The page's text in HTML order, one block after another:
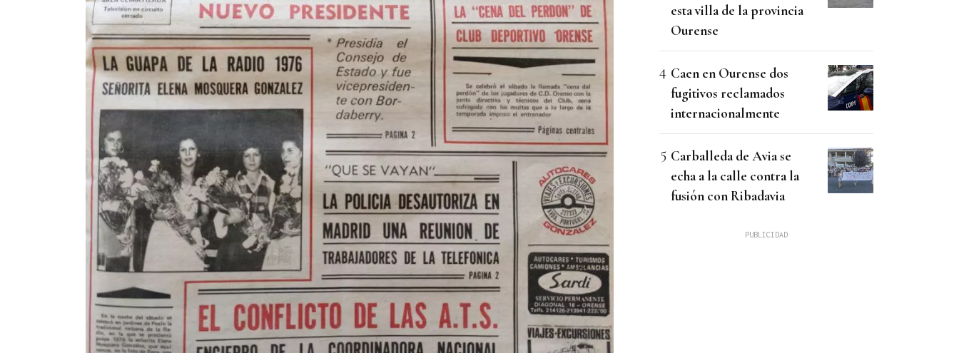
esta villa de la provincia
Ourense
Caen en Ourense dos
fugitivos reclamados
internacionalmente
Carballeda de Avia se
echa a la calle contra la
fusión con Ribadavia